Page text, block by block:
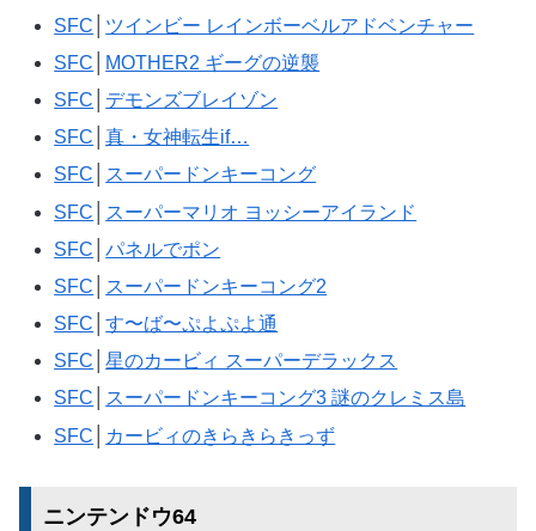
SFC
ツインビー レインボーベルアドベンチャー
SFC
MOTHER2 ギーグの逆襲
SFC
デモンズブレイゾン
SFC │真・女神転生if…
SFC
スーパードンキーコング
SFC
スーパーマリオ ヨッシーアイランド
SFC │パネルでポン
SFC
スーパードンキーコング2
SFC │す〜ば〜ぷよぷよ通
SFC │星のカービィ スーパーデラックス
SFC
スーパードンキーコング3 謎のクレミス島
SFC
カービィのきらきらきっず
ニンテンドウ64